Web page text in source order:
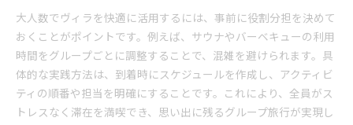
大人数でヴィラを快適に活用するには、事前に役割分担を決めて
おくことがポイントです。例えば、サウナやバーベキューの利用
時間をグループごとに調整することで、混雑を避けられます。具
体的な実践方法は、到着時にスケジュールを作成し、アクティビ
ティの順番や担当を明確にすることです。これにより、全員がス
トレスなく滞在を満喫でき、思い出に残るグループ旅行が実現し